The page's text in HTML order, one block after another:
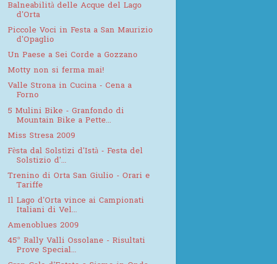
Balneabilità delle Acque del Lago
d'Orta
Piccole Voci in Festa a San Maurizio
d'Opaglio
Un Paese a Sei Corde a Gozzano
Motty non si ferma mai!
Valle Strona in Cucina - Cena a
Forno
5 Mulini Bike - Granfondo di
Mountain Bike a Pette...
Miss Stresa 2009
Fèsta dal Solstìzi d'Istà - Festa del
Solstizio d'...
Trenino di Orta San Giulio - Orari e
Tariffe
Il Lago d'Orta vince ai Campionati
Italiani di Vel...
Amenoblues 2009
45° Rally Valli Ossolane - Risultati
Prove Special...